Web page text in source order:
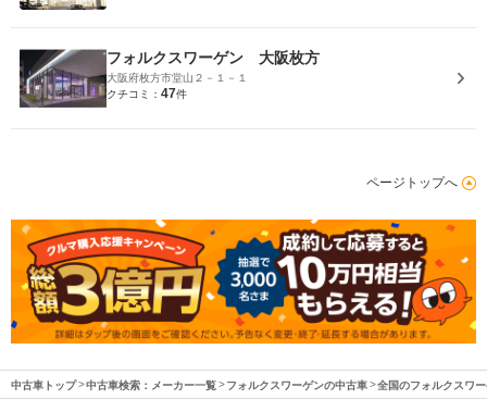
フォルクスワーゲン 大阪枚方
大阪府枚方市堂山２－１－１
クチコミ： 47件
ページトップへ
中古車トップ 中古車検索：メーカー一覧 フォルクスワーゲンの中古車 全国のフォルクスワ